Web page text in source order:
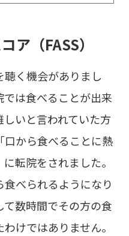
ア（FASS）
く機会がありまし
は食べることが出来
いと言われていた方
から食べることに熱
転院をされました。
べられるようになり
数時間でその方の食
けではありません。